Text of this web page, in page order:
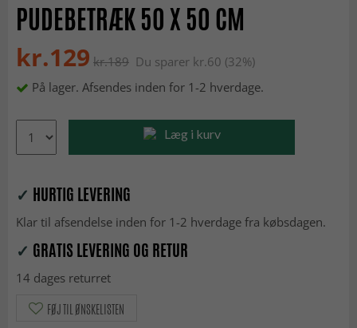
PUDEBETRÆK 50 X 50 CM
kr.129 kr.189 Du sparer kr.60 (32%)
På lager. Afsendes inden for 1-2 hverdage.
Læg i kurv
✓ HURTIG LEVERING
Klar til afsendelse inden for 1-2 hverdage fra købsdagen.
✓ GRATIS LEVERING OG RETUR
14 dages returret
FØJ TIL ØNSKELISTEN